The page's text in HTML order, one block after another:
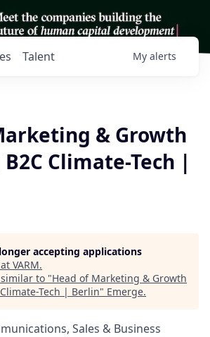
Talent My alerts
& Growth
Climate-Tech |
accepting applications
VARM.
to "Head of Marketing & Growth
Tech | Berlin" Emerge.
Sales & Business